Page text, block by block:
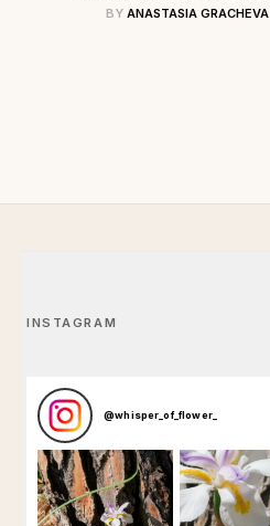
BY ANASTASIA GRACHEVA
INSTAGRAM
@whisper_of_flower_